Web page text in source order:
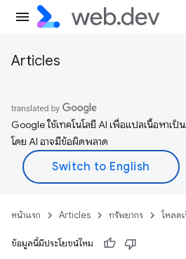
Articles
Google ใช้เทคโนโลยี AI เพื่อแปลเนื้อหาเ
โดย AI อาจมีข้อผิดพลาด
หน้าแรก Articles ทรัพยากร โหลดเ
ข้อมูลนี้มีประโยชน์ไหม